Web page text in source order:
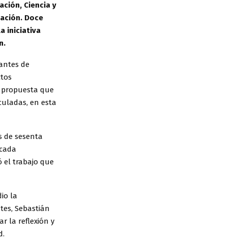
Ciencia y
Doce
iniciativa
de
que
en esta
de sesenta
el trabajo que
la
Sebastián
la reflexión y